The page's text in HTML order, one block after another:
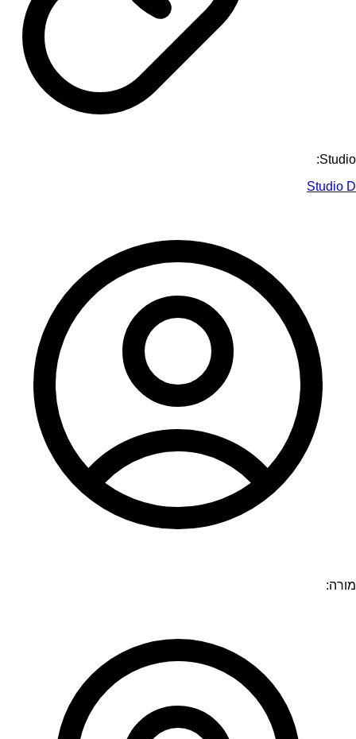
Studio:
Studio D
מורה: